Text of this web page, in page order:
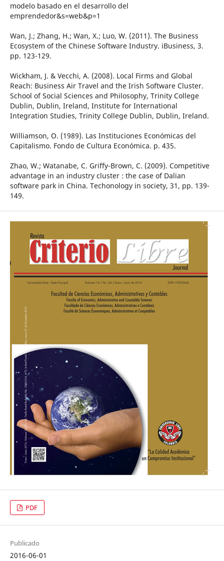
modelo basado en el desarrollo del
emprendedor&s=web&p=1
Wan, J.; Zhang, H.; Wan, X.; Luo, W. (2011). The Business
Ecosystem of the Chinese Software Industry. iBusiness, 3.
pp. 123-129.
Wickham, J. & Vecchi, A. (2008). Local Firms and Global
Reach: Business Air Travel and the Irish Software Cluster.
School of Social Sciences and Philosophy, Trinity College
Dublin, Dublin, Ireland, Institute for International
Integration Studies, Trinity College Dublin, Dublin, Ireland.
Williamson, O. (1989). Las Instituciones Económicas del
Capitalismo. Fondo de Cultura Económica. p. 435.
Zhao, W.; Watanabe, C. Griffy-Brown, C. (2009). Competitive
advantage in an industry cluster : the case of Dalian
software park in China. Techonology in society, 31, pp. 139-
149.
PDF
Publicado
2016-06-01